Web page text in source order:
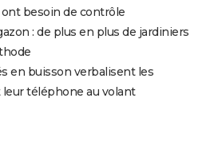
besoin de contrôle
: de plus en plus de jardiniers
en buisson verbalisent les
téléphone au volant